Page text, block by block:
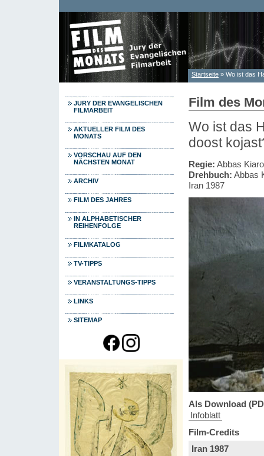
Sie sind hier
Startseite » Wo ist das
JURY DER EVANGELISCHEN
FILMARBEIT
AKTUELLER FILM DES
MONATS
VORSCHAU AUF DEN
NÄCHSTEN MONAT
ARCHIV
FILM DES JAHRES
IN ALPHABETISCHER
REIHENFOLGE
FILMKATALOG
TV-TIPPS
VERANSTALTUNGS-TIPPS
LINKS
SITEMAP
Film des
Wo ist das
doost
Regie: Abbas
Drehbuch: Abbas
Iran 1987
Als Download
Infoblatt
Film-Credits
Iran 1987